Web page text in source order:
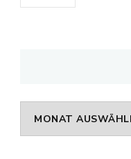
Archiv